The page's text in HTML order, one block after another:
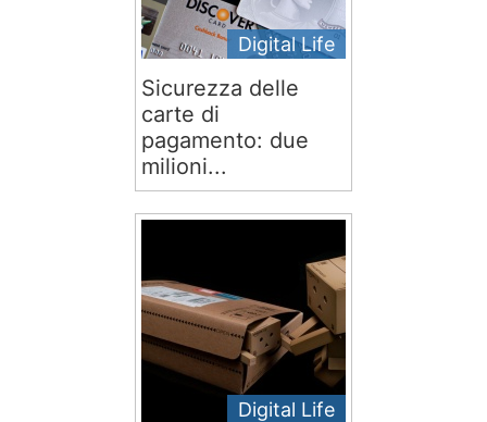
Digital Life
Sicurezza delle
carte di
pagamento: due
milioni...
Digital Life